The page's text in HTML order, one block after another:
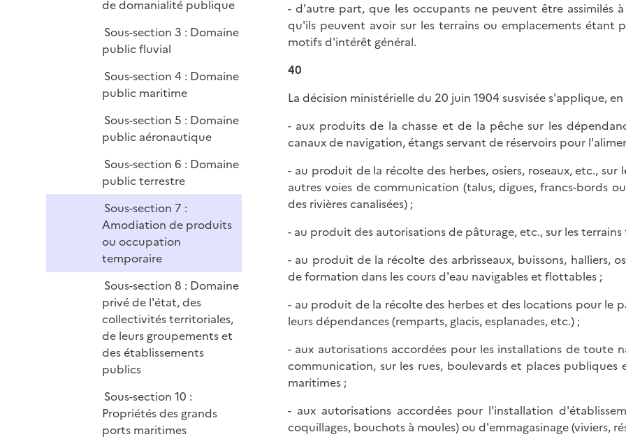
de domanialité publique
Sous-section 3 : Domaine
public fluvial
Sous-section 4 : Domaine
public maritime
Sous-section 5 : Domaine
public aéronautique
Sous-section 6 : Domaine
public terrestre
Sous-section 7 :
Amodiation de produits
ou occupation
temporaire
Sous-section 8 : Domaine
privé de l'état, des
collectivités territoriales,
de leurs groupements et
des établissements
publics
Sous-section 10 :
Propriétés des grands
ports maritimes
- d'autre part, que les occupants ne peuvent être assimilés
qu'ils peuvent avoir sur les terrains ou emplacements étant
motifs d'intérêt général.
40
La décision ministérielle du 20 juin 1904 susvisée s'applique,
- aux produits de la chasse et de la pêche sur les
canaux de navigation, étangs servant de réservoirs pour
- au produit de la récolte des herbes, osiers, roseaux, etc.,
autres voies de communication (talus, digues, francs-bords
des rivières canalisées) ;
- au produit des autorisations de pâturage, etc., sur les
- au produit de la récolte des arbrisseaux, buissons, halliers,
de formation dans les cours d'eau navigables et flottables ;
- au produit de la récolte des herbes et des locations pour le
leurs dépendances (remparts, glacis, esplanades, etc.) ;
- aux autorisations accordées pour les installations de toute
communication, sur les rues, boulevards et places
maritimes ;
- aux autorisations accordées pour l'installation
coquillages, bouchots à moules) ou d'emmagasinage (viviers,